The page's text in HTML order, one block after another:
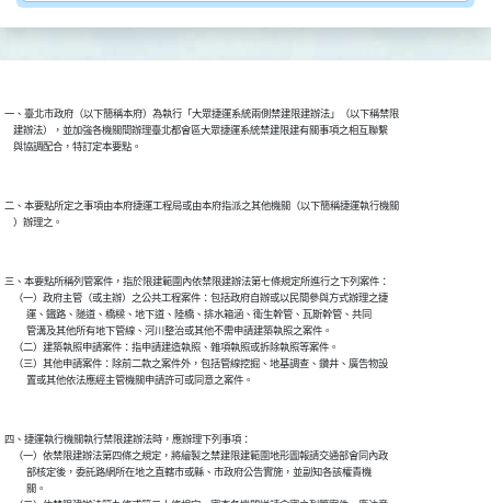
一、臺北市政府（以下簡稱本府）為執行「大眾捷運系統兩側禁建限建辦法」（以下稱禁限
    建辦法），並加強各機關間辦理臺北都會區大眾捷運系統禁建限建有關事項之相互聯繫
二、本要點所定之事項由本府捷運工程局或由本府指派之其他機關（以下簡稱捷運執行機關
三、本要點所稱列管案件，指於限建範圍內依禁限建辦法第七條規定所進行之下列案件：
    （一）政府主管（或主辦）之公共工程案件：包括政府自辦或以民間參與方式辦理之捷
          運、鐵路、隧道、橋樑、地下道、陸橋、排水箱涵、衛生幹管、瓦斯幹管、共同
          管溝及其他所有地下管線、河川整治或其他不需申請建築執照之案件。
    （二）建築執照申請案件：指申請建造執照、雜項執照或拆除執照等案件。
    （三）其他申請案件：除前二款之案件外，包括管線挖掘、地基調查、鑽井、廣告物設
四、捷運執行機關執行禁限建辦法時，應辦理下列事項：
    （一）依禁限建辦法第四條之規定，將繪製之禁建限建範圍地形圖報請交通部會同內政
          部核定後，委託路網所在地之直轄市或縣、市政府公告實施，並副知各該權責機
          關。